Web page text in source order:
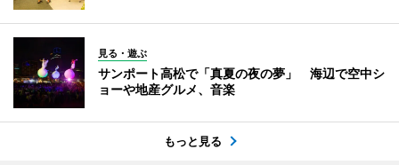
見る・遊ぶ
サンポート高松で「真夏の夜の夢」 海辺で空中シ
ョーや地産グルメ、音楽
もっと見る